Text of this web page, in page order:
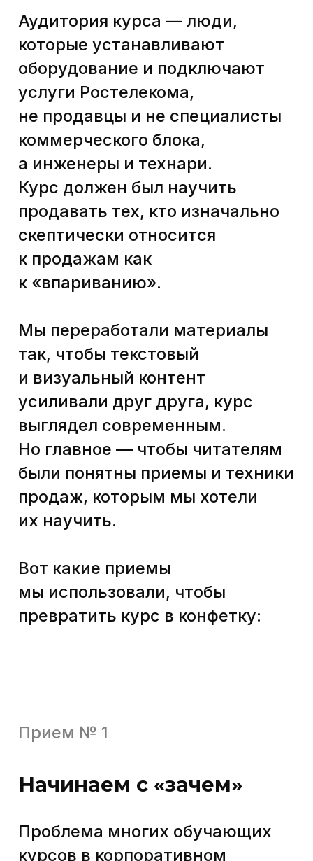
Проблема многих обучающих
курсов в корпоративном
сегменте в том, что компания
огромна, курсы
разрабатываются
на федеральном уровне
и учесть всю специфику работы
на местах сложно. Из-за этого
контент часто приходится
делать более универсальным,
нейтральным, а выгоды
от обучения подаются общими
неконкретными фразами типа
«вы научитесь продавать».
Проблема в том, что обучение
готовы впитывать, как губки,
без отсылки к своему опыту.
Взрослые же всё воспринимают
через призму своего опыта
(«Нет, так, как
вы рассказываете, работать
не будет») и пользы («Зачем
мне это, что мне это даст?»).
Чтобы сформировать
понимание пользы,
мы помогаем разработать
промокампанию, рассказывая
за несколько касаний, в чём
выгоды и ценность от обучения
на нашем курсе
больше, используя эту модель
баннеры на внутренней
обучающей платформе